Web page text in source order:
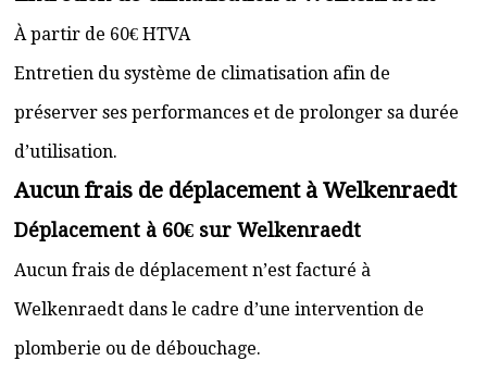
À partir de 60€ HTVA
Entretien du système de climatisation afin de
préserver ses performances et de prolonger sa durée
d’utilisation.
Aucun frais de déplacement à Welkenraedt
Déplacement à 60€ sur Welkenraedt
Aucun frais de déplacement n’est facturé à
Welkenraedt dans le cadre d’une intervention de
plomberie ou de débouchage.